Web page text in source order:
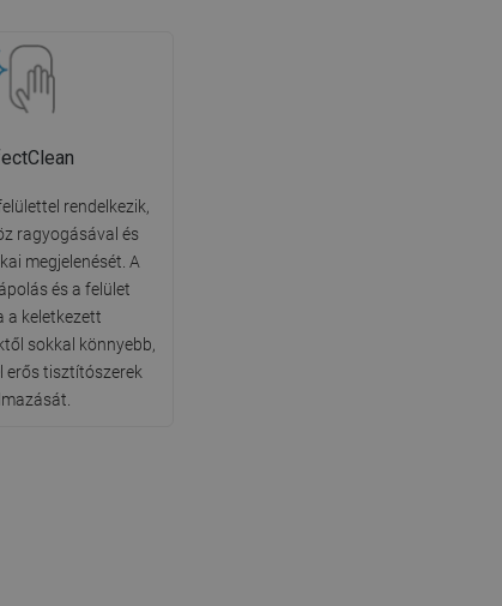
rendelkezik,
ragyogásával és
megjelenését. A
és a felület
a keletkezett
sokkal könnyebb,
erős tisztítószerek